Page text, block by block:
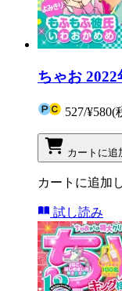
ちゃお
527/¥580(
カートに追
カートに追加
試し読み